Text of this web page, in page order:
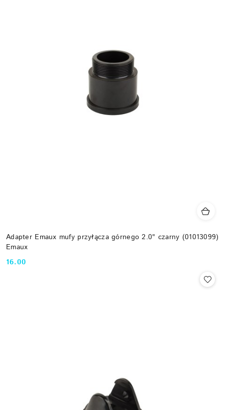
Adapter Emaux mufy przyłącza górnego 2.0" czarny (01013099)
Emaux
Cena:
16.00